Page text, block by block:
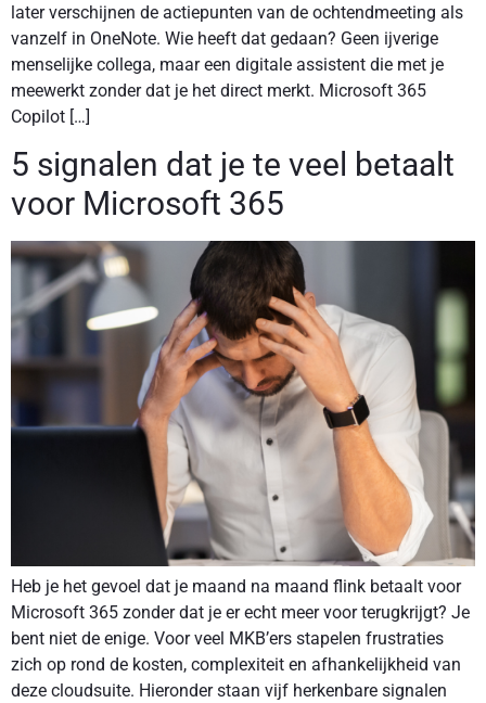
later verschijnen de actiepunten van de ochtendmeeting als
vanzelf in OneNote. Wie heeft dat gedaan? Geen ijverige
menselijke collega, maar een digitale assistent die met je
meewerkt zonder dat je het direct merkt. Microsoft 365
Copilot […]
5 signalen dat je te veel betaalt
voor Microsoft 365
Heb je het gevoel dat je maand na maand flink betaalt voor
Microsoft 365 zonder dat je er echt meer voor terugkrijgt? Je
bent niet de enige. Voor veel MKB’ers stapelen frustraties
zich op rond de kosten, complexiteit en afhankelijkheid van
deze cloudsuite. Hieronder staan vijf herkenbare signalen